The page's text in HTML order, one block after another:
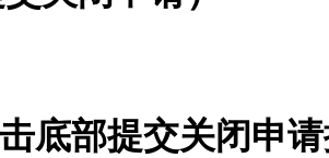
底部提交关闭申